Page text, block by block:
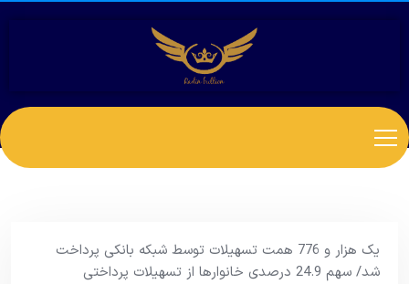
یک هزار و 776 همت تسهیلات توسط شبکه بانکی پرداخت
شد/ سهم 24.9 درصدی خانوارها از تسهیلات پرداختی